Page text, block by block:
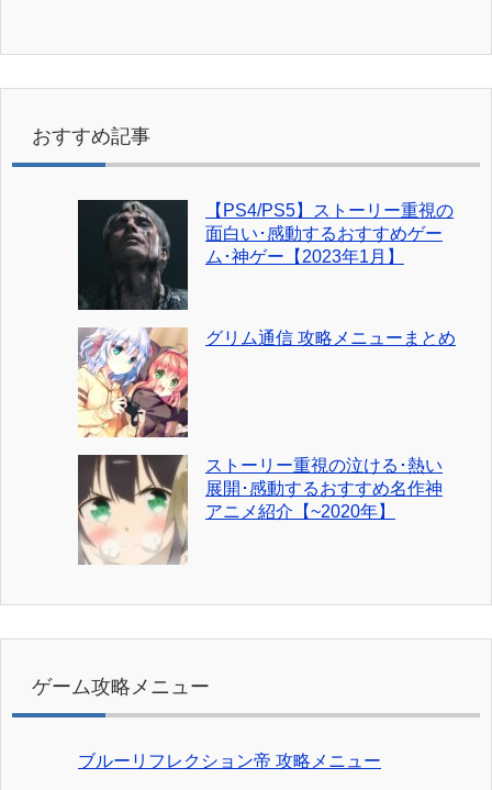
おすすめ記事
【PS4/PS5】ストーリー重視の
面白い･感動するおすすめゲー
ム･神ゲー【2023年1月】
グリム通信 攻略メニューまとめ
ストーリー重視の泣ける･熱い
展開･感動するおすすめ名作神
アニメ紹介【~2020年】
ゲーム攻略メニュー
ブルーリフレクション帝 攻略メニュー